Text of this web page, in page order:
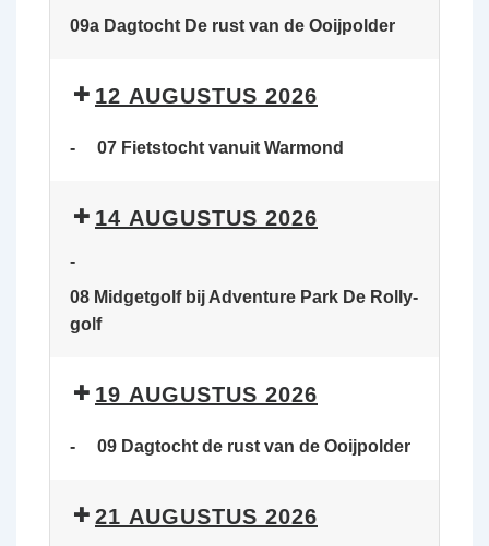
09a Dagtocht De rust van de Ooijpolder
12 AUGUSTUS 2026
- 07 Fietstocht vanuit Warmond
14 AUGUSTUS 2026
-
08 Midgetgolf bij Adventure Park De Rolly-
golf
19 AUGUSTUS 2026
- 09 Dagtocht de rust van de Ooijpolder
21 AUGUSTUS 2026